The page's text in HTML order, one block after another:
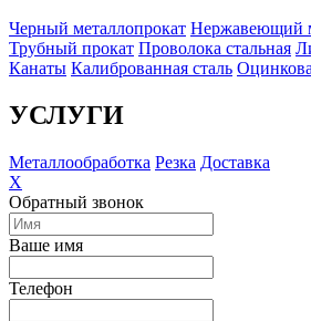
Черный металлопрокат Нержавеющий
Трубный прокат Проволока стальная
Канаты Калиброванная сталь
УСЛУГИ
Металлообработка Резка Доставка
X
Обратный звонок
Ваше имя
Телефон